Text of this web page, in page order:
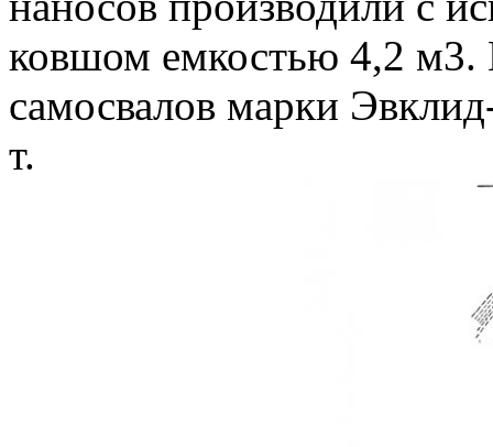
ковшом емкостью 4,2 м3.
самосвалов марки
т.